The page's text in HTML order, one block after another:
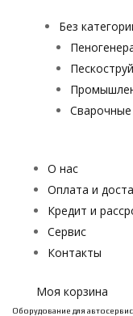
Без
О нас
Оплата и
Кредит и
Сервис
Контакты
Моя корзина
Оборудование для